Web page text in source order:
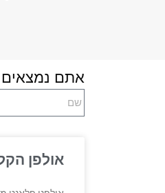
אתם נמצאים
אולפן